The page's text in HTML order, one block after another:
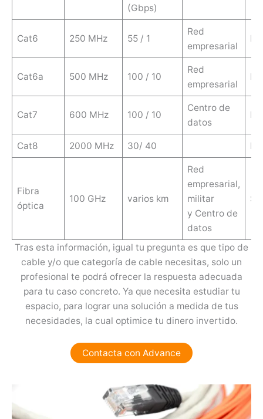
(Gbps)
Cat6 250 MHz 55 / 1
Red
empresarial
No
Cat6a 500 MHz 100 / 10
Red
empresarial
No
Cat7 600 MHz 100 / 10
Centro de
datos
No
Cat8 2000 MHz 30/ 40 No
Fibra
óptica
100 GHz varios km
Red
empresarial,
militar
y Centro de
datos
Sí
Tras esta información, igual tu pregunta es que tipo de
cable y/o que categoría de cable necesitas, solo un
profesional te podrá ofrecer la respuesta adecuada
para tu caso concreto. Ya que necesita estudiar tu
espacio, para lograr una solución a medida de tus
necesidades, la cual optimice tu dinero invertido.
Contacta con Advance